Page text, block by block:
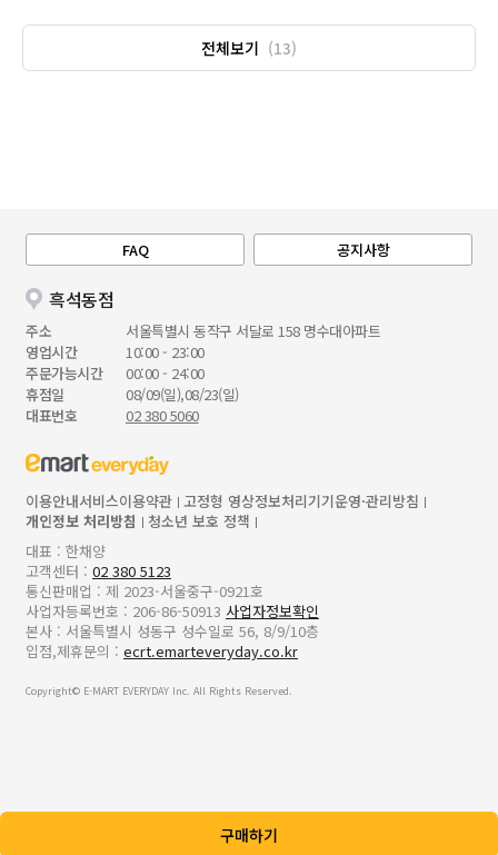
전체보기 (13)
구매하기
FAQ 공지사항
흑석동점
주소
서울특별시 동작구 서달로 158 명수대아파트
영업시간
10:00 - 23:00
주문가능시간
00:00 - 24:00
휴점일
08/09(일),08/23(일)
대표번호
02 380 5060
이용안내서비스이용약관 고정형 영상정보처리기기운영·관리방침
개인정보 처리방침
청소년 보호 정책
대표 : 한채양
고객센터 : 02 380 5123
통신판매업 : 제 2023-서울중구-0921호
사업자등록번호 : 206-86-50913 사업자정보확인
본사 : 서울특별시 성동구 성수일로 56, 8/9/10층
입점,제휴문의 : ecrt.emarteveryday.co.kr
Copyright© E-MART EVERYDAY Inc. All Rights Reserved.